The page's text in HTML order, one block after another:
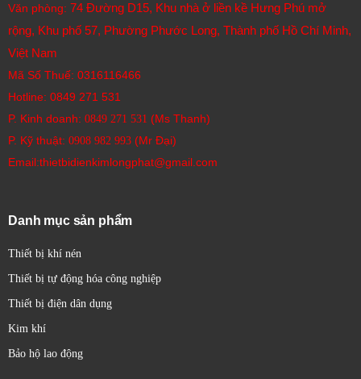
Văn phòng: 74 Đường D15, Khu nhà ở liền kề Hưng Phú mở
rộng, Khu phố 57, Phường Phước Long, Thành phố Hồ Chí Minh,
Việt Nam
Mã Số Thuế: 0316116466
Hotline: 0849 271 531
P. Kinh doanh: 0849 271 531 (Ms Thanh)
P. Kỹ thuật: 0908 982 993​ (Mr Đại)
Email:thietbidienkimlongphat@gmail.com
Danh mục sản phẩm
Thiết bị khí nén
Thiết bị tự động hóa công nghiệp
Thiết bị điện dân dụng
Kim khí
Bảo hộ lao động